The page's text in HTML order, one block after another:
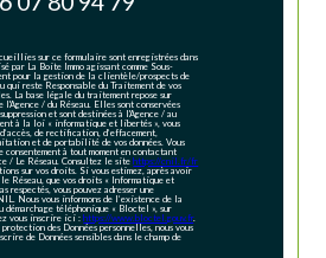
sur ce formulaire sont enregistrées dans
par La Boite Immo agissant comme Sous-
pour la gestion de la clientèle/prospects de
qui reste Responsable du Traitement de vos
La base légale du traitement repose sur
/ du Réseau. Elles sont conservées
et sont destinées à l'Agence / au
à la loi « informatique et libertés », vous
de rectification, d’effacement,
et de portabilité de vos données. Vous
à tout moment en contactant
/ Le Réseau. Consultez le sitehttps://cnil.fr/fr
sur vos droits. Si vous estimez, après avoir
Réseau, que vos droits « Informatique et
respectés, vous pouvez adresser une
Nous vous informons de l’existence de la
démarchage téléphonique « Bloctel », sur
vous inscrire ici :https://www.bloctel.gouv.fr.
des Données personnelles, nous vous
de Données sensibles dans le champ de